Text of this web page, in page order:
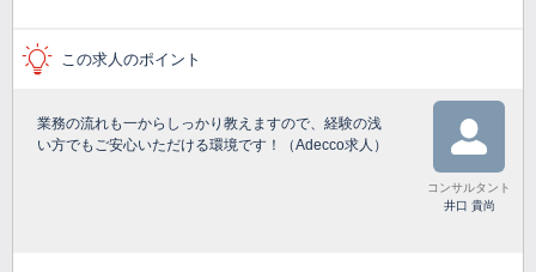
この求人のポイント
業務の流れも一からしっかり教えますので、経験の浅
い方でもご安心いただける環境です！（Adecco求人）
コンサルタント
井口 貴尚